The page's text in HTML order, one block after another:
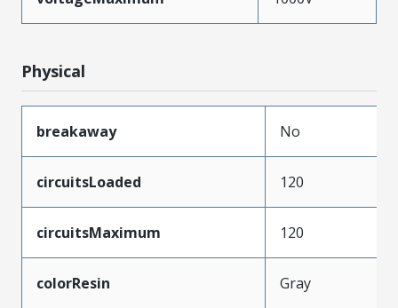
Physical
breakaway No
circuitsLoaded 120
circuitsMaximum 120
colorResin Gray